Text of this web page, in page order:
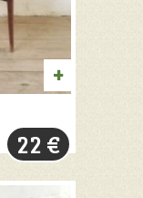
PANIER
22 €